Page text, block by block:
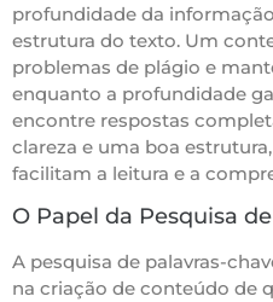
profundidade da
estrutura do texto. Um
problemas de plágio e
enquanto a profundidade
encontre respostas
clareza e uma boa
facilitam a leitura e a
O Papel da Pesquisa
A pesquisa de palavras-
na criação de conteúdo de